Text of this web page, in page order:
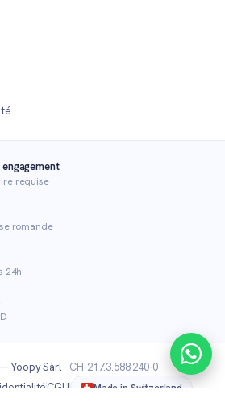
engagement
requise
romande
24h
Yoopy Sàrl· CH-217.3.588.240-0
CGU Made in Switzerland